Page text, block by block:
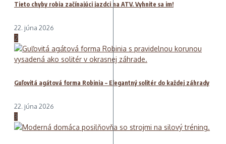
Tieto chyby robia začínajúci jazdci na ATV. Vyhnite sa im!
22. júna 2026
2
Guľovitá agátová forma Robinia – Elegantný solitér do každej záhrady
22. júna 2026
3